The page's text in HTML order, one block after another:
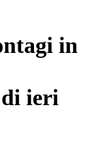
in
ieri